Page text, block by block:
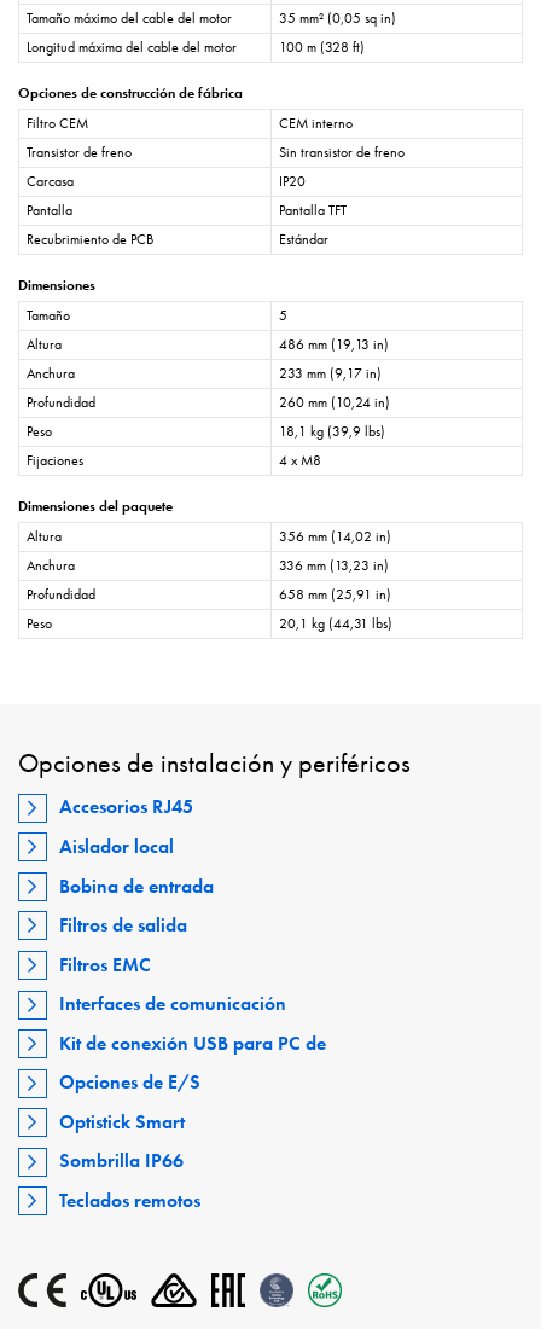
Tamaño máximo del cable del motor
35 mm² (0,05 sq in)
Longitud máxima del cable del motor
100 m (328 ft)
Opciones de construcción de fábrica
Filtro CEM
CEM interno
Transistor de freno
Sin transistor de freno
Carcasa
IP20
Pantalla
Pantalla TFT
Recubrimiento de PCB
Estándar
Dimensiones
Tamaño
5
Altura
486 mm (19,13 in)
Anchura
233 mm (9,17 in)
Profundidad
260 mm (10,24 in)
Peso
18,1 kg (39,9 lbs)
Fijaciones
4 x M8
Dimensiones del paquete
Altura
356 mm (14,02 in)
Anchura
336 mm (13,23 in)
Profundidad
658 mm (25,91 in)
Peso
20,1 kg (44,31 lbs)
Opciones de instalación y periféricos
Accesorios RJ45
Aislador local
Bobina de entrada
Filtros de salida
Filtros EMC
Interfaces de comunicación
Kit de conexión USB para PC de
Opciones de E/S
Optistick Smart
Sombrilla IP66
Teclados remotos